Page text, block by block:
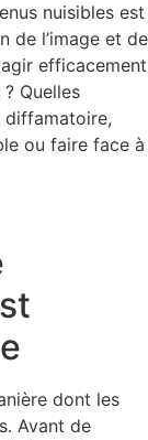
nuisibles est
de l’image et de
efficacement
Quelles
diffamatoire,
ou faire face à
dont les
Avant de